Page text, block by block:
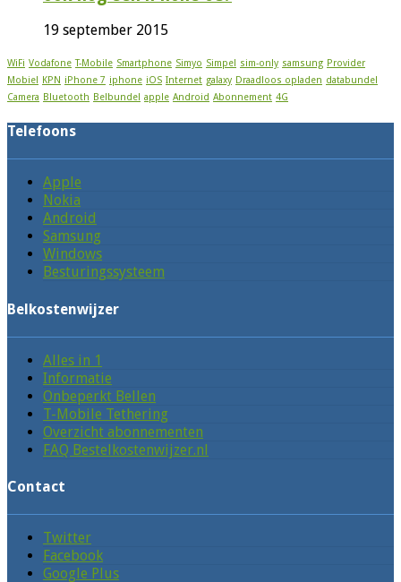
19 september 2015
WiFi Vodafone T-Mobile Smartphone Simyo Simpel sim-only samsung Provider
Mobiel KPN iPhone 7 iphone iOS Internet galaxy Draadloos opladen databundel
Camera Bluetooth Belbundel apple Android Abonnement 4G
Telefoons
Apple
Nokia
Android
Samsung
Windows
Besturingssysteem
Belkostenwijzer
Alles in 1
Informatie
Onbeperkt Bellen
T-Mobile Tethering
Overzicht abonnementen
FAQ Bestelkostenwijzer.nl
Contact
Twitter
Facebook
Google Plus